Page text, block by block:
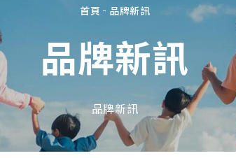
首頁 品牌新訊
品牌新訊
品牌新訊
人才招募
企業社會責任
About Us